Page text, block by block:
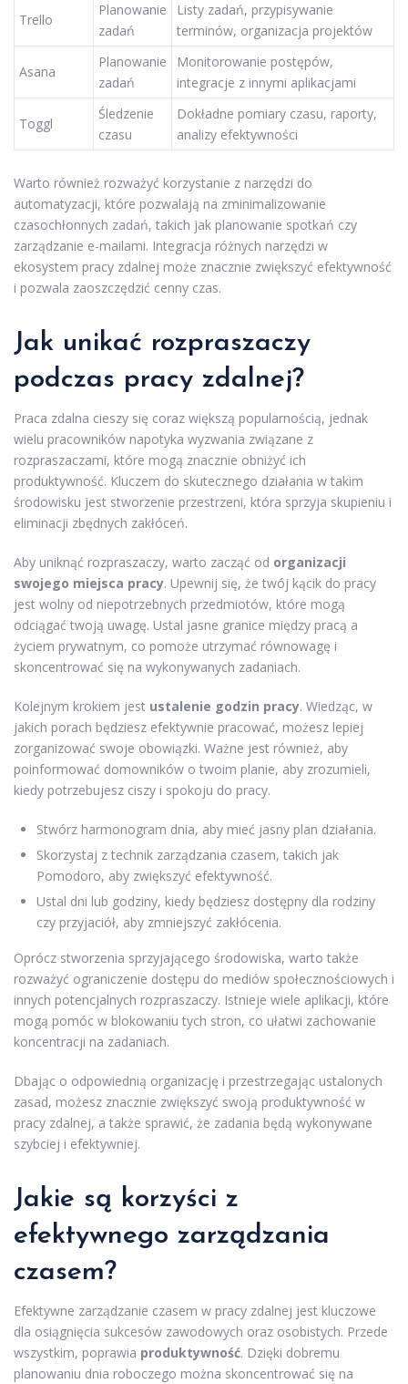
Trello
Planowanie
zadań
Listy zadań, przypisywanie
terminów, organizacja projektów
Asana
Planowanie
zadań
Monitorowanie postępów,
integracje z innymi aplikacjami
Toggl
Śledzenie
czasu
Dokładne pomiary czasu, raporty,
analizy efektywności
Warto również rozważyć korzystanie z narzędzi do
automatyzacji, które pozwalają na zminimalizowanie
czasochłonnych zadań, takich jak planowanie spotkań czy
zarządzanie e-mailami. Integracja różnych narzędzi w
ekosystem pracy zdalnej może znacznie zwiększyć efektywność
i pozwala zaoszczędzić cenny czas.
Jak unikać rozpraszaczy
podczas pracy zdalnej?
Praca zdalna cieszy się coraz większą popularnością, jednak
wielu pracowników napotyka wyzwania związane z
rozpraszaczami, które mogą znacznie obniżyć ich
produktywność. Kluczem do skutecznego działania w takim
środowisku jest stworzenie przestrzeni, która sprzyja skupieniu i
eliminacji zbędnych zakłóceń.
Aby uniknąć rozpraszaczy, warto zacząć od organizacji
swojego miejsca pracy. Upewnij się, że twój kącik do pracy
jest wolny od niepotrzebnych przedmiotów, które mogą
odciągać twoją uwagę. Ustal jasne granice między pracą a
życiem prywatnym, co pomoże utrzymać równowagę i
skoncentrować się na wykonywanych zadaniach.
Kolejnym krokiem jest ustalenie godzin pracy. Wiedząc, w
jakich porach będziesz efektywnie pracować, możesz lepiej
zorganizować swoje obowiązki. Ważne jest również, aby
poinformować domowników o twoim planie, aby zrozumieli,
kiedy potrzebujesz ciszy i spokoju do pracy.
Stwórz harmonogram dnia, aby mieć jasny plan działania.
Skorzystaj z technik zarządzania czasem, takich jak
Pomodoro, aby zwiększyć efektywność.
Ustal dni lub godziny, kiedy będziesz dostępny dla rodziny
czy przyjaciół, aby zmniejszyć zakłócenia.
Oprócz stworzenia sprzyjającego środowiska, warto także
rozważyć ograniczenie dostępu do mediów społecznościowych i
innych potencjalnych rozpraszaczy. Istnieje wiele aplikacji, które
mogą pomóc w blokowaniu tych stron, co ułatwi zachowanie
koncentracji na zadaniach.
Dbając o odpowiednią organizację i przestrzegając ustalonych
zasad, możesz znacznie zwiększyć swoją produktywność w
pracy zdalnej, a także sprawić, że zadania będą wykonywane
szybciej i efektywniej.
Jakie są korzyści z
efektywnego zarządzania
czasem?
Efektywne zarządzanie czasem w pracy zdalnej jest kluczowe
dla osiągnięcia sukcesów zawodowych oraz osobistych. Przede
wszystkim, poprawia produktywność. Dzięki dobremu
planowaniu dnia roboczego można skoncentrować się na